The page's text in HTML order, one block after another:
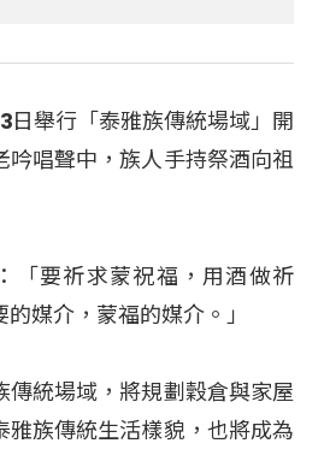
日舉行「泰雅族傳統場域」開
吟唱聲中，族人手持祭酒向祖
「要祈求蒙祝福，用酒做祈
媒介，蒙福的媒介。」
傳統場域，將規劃穀倉與家屋
雅族傳統生活樣貌，也將成為